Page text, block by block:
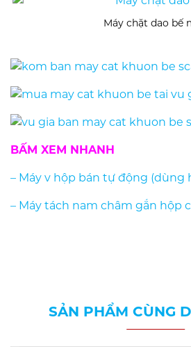
Máy chặt dao bế
BẤM XEM NHANH
– Máy v hộp bán tự động (dùng
– Máy tách nam châm gắn hộp
SẢN PHẨM CÙNG